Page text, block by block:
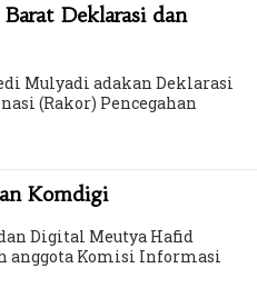
Barat Deklarasi dan
Mulyadi adakan Deklarasi
(Rakor) Pencegahan
Komdigi
Digital Meutya Hafid
anggota Komisi Informasi